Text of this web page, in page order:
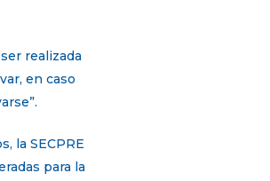
realizada
en caso
la SECPRE
para la